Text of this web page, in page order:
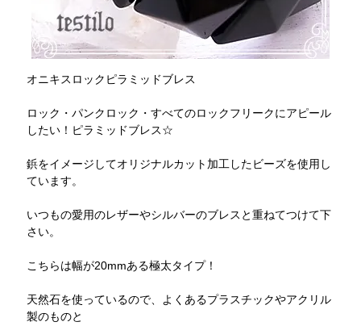
オニキスロックピラミッドブレス
ロック・パンクロック・すべてのロックフリークにアピール
したい！ピラミッドブレス☆
鋲をイメージしてオリジナルカット加工したビーズを使用し
ています。
いつもの愛用のレザーやシルバーのブレスと重ねてつけて下
さい。
こちらは幅が20mmある極太タイプ！
天然石を使っているので、よくあるプラスチックやアクリル
製のものと